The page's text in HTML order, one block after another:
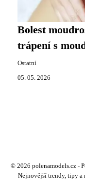
Bolest
trápení s
Ostatní
05. 05. 2026
© 2026 polenamodels.cz -
Nejnovější trendy, tipy a